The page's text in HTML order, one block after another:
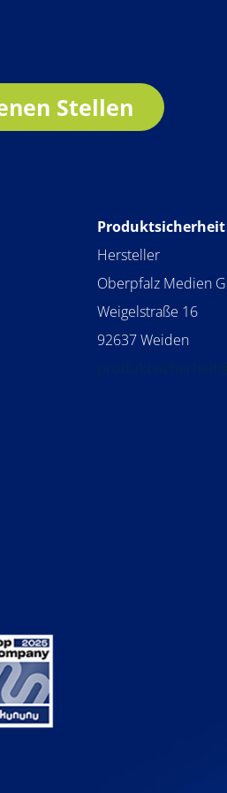
Stellen
Produktsicherheit
Hersteller
Oberpfalz Medien
Weigelstraße 16
92637 Weiden